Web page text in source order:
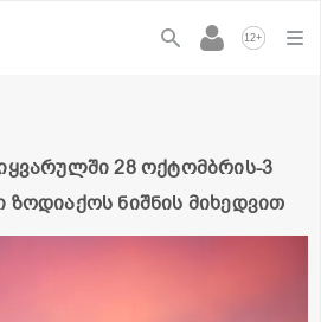
12+
28 ოქტომბრის-3
ნიშნის მიხედვით